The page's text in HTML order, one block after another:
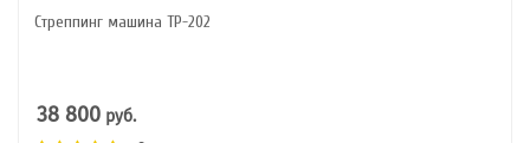
Стреппинг машина ТР-202
38 800 руб.